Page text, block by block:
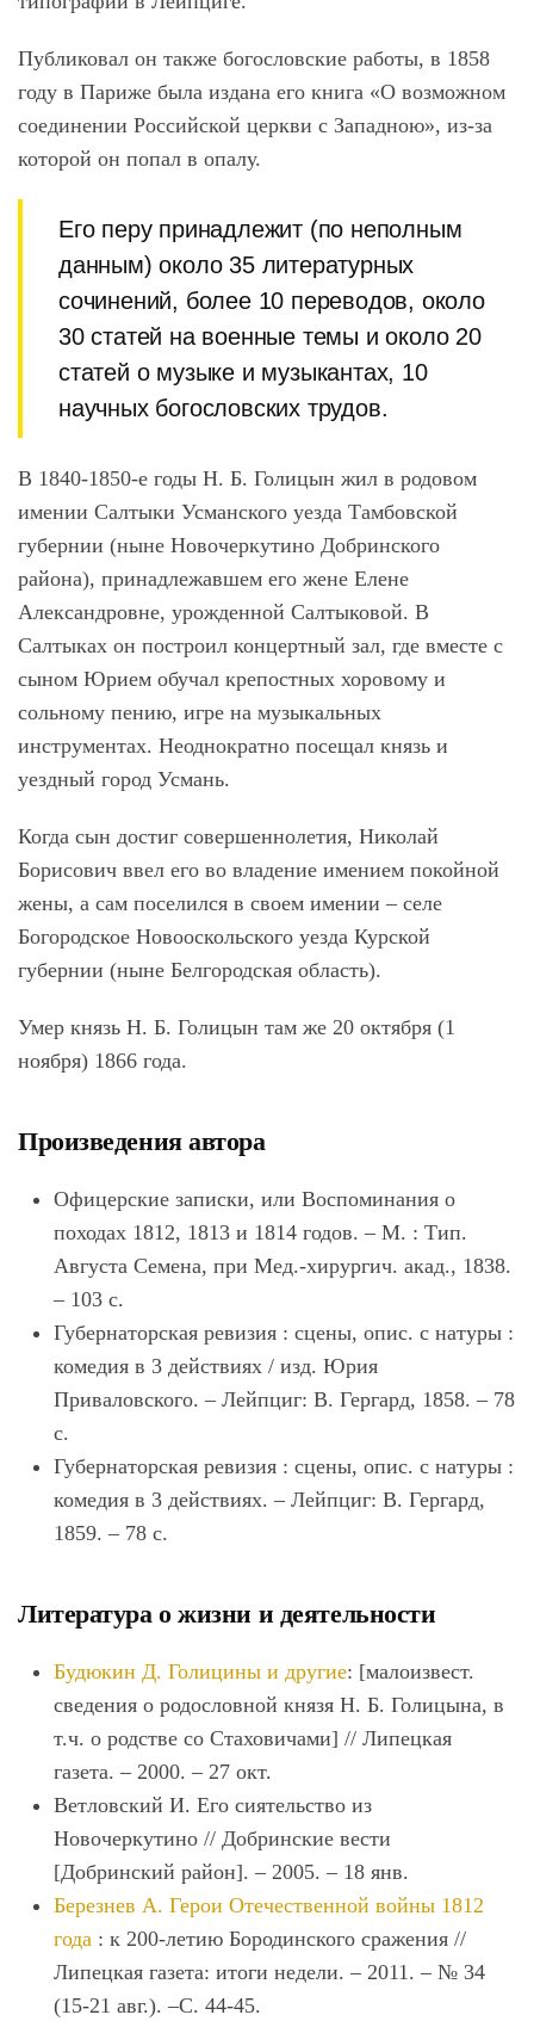
Публиковал он также богословские работы, в 1858
году в Париже была издана его книга «О возможном
соединении Российской церкви с Западною», из-за
которой он попал в опалу.
Его перу принадлежит (по неполным
данным) около 35 литературных
сочинений, более 10 переводов, около
30 статей на военные темы и около 20
статей о музыке и музыкантах, 10
научных богословских трудов.
В 1840-1850-е годы Н. Б. Голицын жил в родовом
имении Салтыки Усманского уезда Тамбовской
губернии (ныне Новочеркутино Добринского
района), принадлежавшем его жене Елене
Александровне, урожденной Салтыковой. В
Салтыках он построил концертный зал, где вместе с
сыном Юрием обучал крепостных хоровому и
сольному пению, игре на музыкальных
инструментах. Неоднократно посещал князь и
уездный город Усмань.
Когда сын достиг совершеннолетия, Николай
Борисович ввел его во владение имением покойной
жены, а сам поселился в своем имении – селе
Богородское Новооскольского уезда Курской
губернии (ныне Белгородская область).
Умер князь Н. Б. Голицын там же 20 октября (1
ноября) 1866 года.
Произведения автора
Офицерские записки, или Воспоминания о
походах 1812, 1813 и 1814 годов. – М. : Тип.
Августа Семена, при Мед.-хирургич. акад., 1838.
– 103 с.
Губернаторская ревизия : сцены, опис. с натуры :
комедия в 3 действиях / изд. Юрия
Приваловского. – Лейпциг: В. Гергард, 1858. – 78
с.
Губернаторская ревизия : сцены, опис. с натуры :
комедия в 3 действиях. – Лейпциг: В. Гергард,
1859. – 78 с.
Литература о жизни и деятельности
Будюкин Д. Голицины и другие: [малоизвест.
сведения о родословной князя Н. Б. Голицына, в
т.ч. о родстве со Стаховичами] // Липецкая
газета. – 2000. – 27 окт.
Ветловский И. Его сиятельство из
Новочеркутино // Добринские вести
[Добринский район]. – 2005. – 18 янв.
Березнев А. Герои Отечественной войны 1812
года : к 200-летию Бородинского сражения //
Липецкая газета: итоги недели. – 2011. – № 34
(15-21 авг.). –С. 44-45.